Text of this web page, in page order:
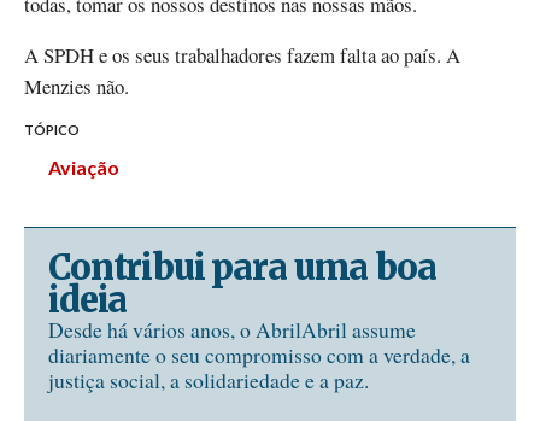
A SPDH e os seus trabalhadores fazem falta ao país. A
Menzies não.
TÓPICO
Aviação
Contribui para uma boa
ideia
Desde há vários anos, o AbrilAbril assume
diariamente o seu compromisso com a verdade, a
justiça social, a solidariedade e a paz.